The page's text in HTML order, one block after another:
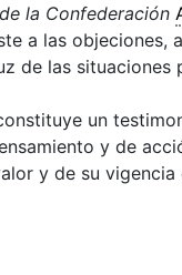
la Confederación
a las objeciones,
de las situaciones
un
y de
y de su vigencia